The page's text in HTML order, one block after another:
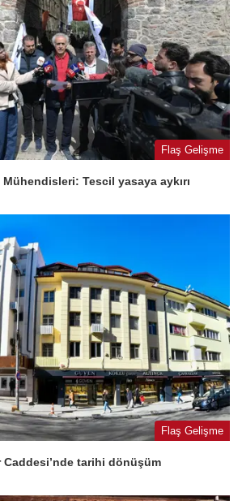
Flaş Gelişme
Tescil yasaya aykırı
Flaş Gelişme
tarihi dönüşüm